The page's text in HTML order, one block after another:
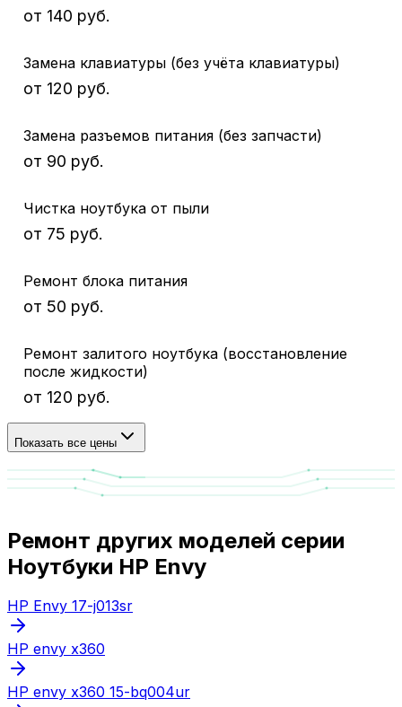
от 140 руб.
Замена клавиатуры (без учёта клавиатуры)
от 120 руб.
Замена разъемов питания (без запчасти)
от 90 руб.
Чистка ноутбука от пыли
от 75 руб.
Ремонт блока питания
от 50 руб.
Ремонт залитого ноутбука (восстановление
после жидкости)
от 120 руб.
Показать все цены
Ремонт других моделей серии
Ноутбуки HP Envy
HP Envy 17-j013sr
HP envy x360
HP envy x360 15-bq004ur